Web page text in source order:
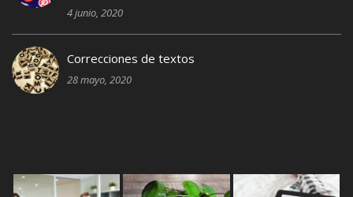
4 junio, 2020
Correcciones de textos
28 mayo, 2020